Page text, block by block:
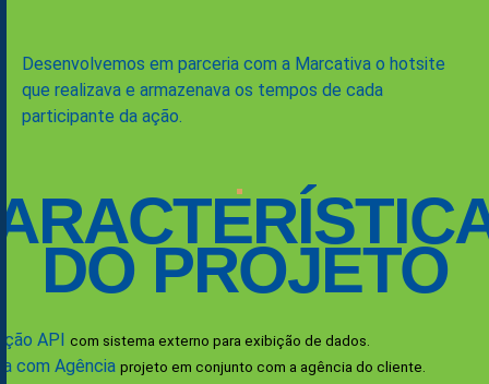
Desenvolvemos em parceria com a Marcativa o hotsite
que realizava e armazenava os tempos de cada
participante da ação.
DO PROJETO
API com sistema externo para exibição de dados.
com Agência projeto em conjunto com a agência do cliente.